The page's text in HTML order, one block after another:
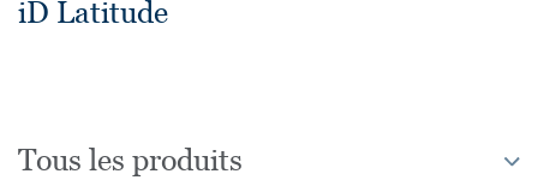
iD Latitude
Tous les produits